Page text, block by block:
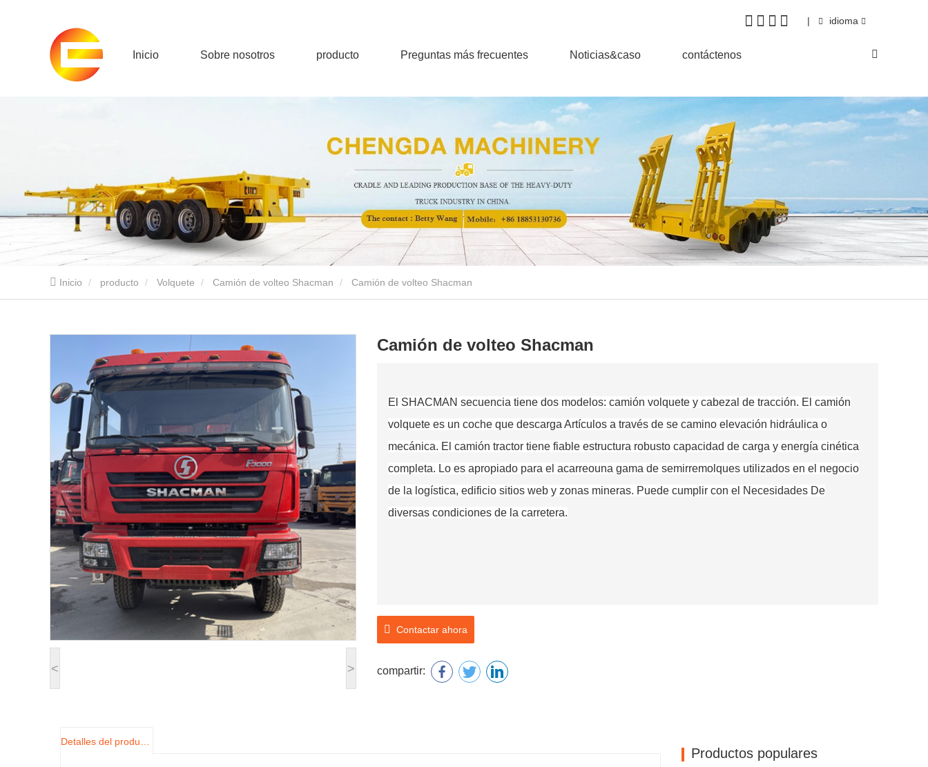
| idioma
Inicio Sobre nosotros producto Preguntas más frecuentes Noticias&caso contáctenos
Inicio producto Volquete Camión de volteo Shacman Camión de volteo Shacman
< >
Camión de volteo Shacman
El SHACMAN secuencia tiene dos modelos: camión volquete y cabezal de tracción. El camión
volquete es un coche que descarga Artículos a través de se camino elevación hidráulica o
mecánica. El camión tractor tiene fiable estructura robusto capacidad de carga y energía cinética
completa. Lo es apropiado para el acarreouna gama de semirremolques utilizados en el negocio
de la logística, edificio sitios web y zonas mineras. Puede cumplir con el Necesidades De
diversas condiciones de la carretera.
Contactar ahora
compartir:
Productos populares